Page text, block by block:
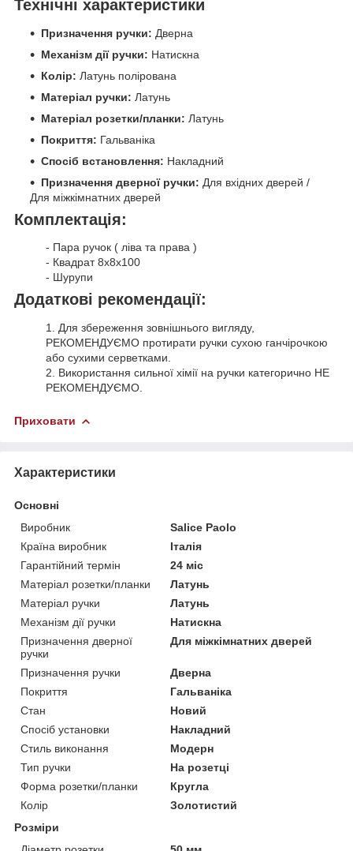
Технічні характеристики
Призначення ручки: Дверна
Механізм дії ручки: Натискна
Колір: Латунь полірована
Матеріал ручки: Латунь
Матеріал розетки/планки: Латунь
Покриття: Гальваніка
Спосіб встановлення: Накладний
Призначення дверної ручки: Для вхідних дверей /
Для міжкімнатних дверей
Комплектація:
- Пара ручок ( ліва та права )
- Квадрат 8х8х100
- Шурупи
Додаткові рекомендації:
1. Для збереження зовнішнього вигляду,
РЕКОМЕНДУЄМО протирати ручки сухою ганчірочкою
або сухими серветками.
2. Використання сильної хімії на ручки категорично НЕ
РЕКОМЕНДУЄМО.
Приховати
Характеристики
Основні
Виробник
Salice Paolo
Країна виробник
Італія
Гарантійний термін
24 міс
Матеріал розетки/планки
Латунь
Матеріал ручки
Латунь
Механізм дії ручки
Натискна
Призначення дверної
ручки
Для міжкімнатних дверей
Призначення ручки
Дверна
Покриття
Гальваніка
Стан
Новий
Спосіб установки
Накладний
Стиль виконання
Модерн
Тип ручки
На розетці
Форма розетки/планки
Кругла
Колір
Золотистий
Розміри